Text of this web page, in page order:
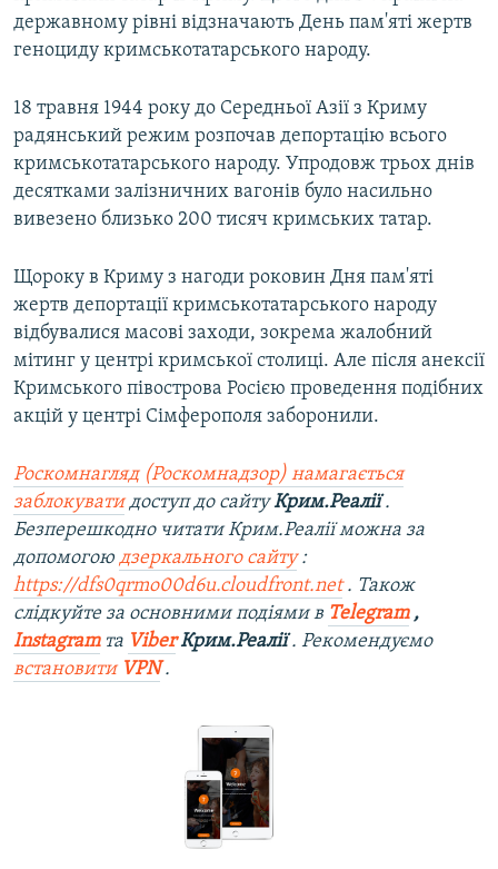
державному рівні відзначають День пам'яті жертв
геноциду кримськотатарського народу.
18 травня 1944 року до Середньої Азії з Криму
радянський режим розпочав депортацію всього
кримськотатарського народу. Упродовж трьох днів
десятками залізничних вагонів було насильно
вивезено близько 200 тисяч кримських татар.
Щороку в Криму з нагоди роковин Дня пам'яті
жертв депортації кримськотатарського народу
відбувалися масові заходи, зокрема жалобний
мітинг у центрі кримської столиці. Але після анексії
Кримського півострова Росією проведення подібних
акцій у центрі Сімферополя заборонили.
Роскомнагляд (Роскомнадзор) намагається
заблокуватидоступ до сайтуКрим.Реалії.
Безперешкодно читати Крим.Реалії можна за
допомогою дзеркального сайту:
https://dfs0qrmo00d6u.cloudfront.net. Також
слідкуйте за основними подіями в Telegram,
Instagramта ViberКрим.Реалії. Рекомендуємо
встановити VPN.